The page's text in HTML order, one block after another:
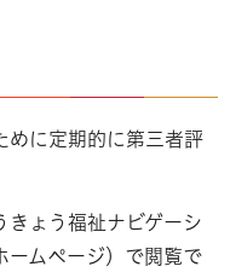
めに定期的に第三者評
きょう福祉ナビゲーシ
ムページ）で閲覧で